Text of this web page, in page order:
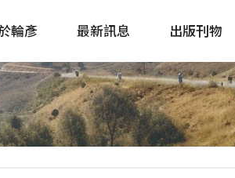
輪彥 最新訊息 出版刊物
自行車&電動車市場快訊